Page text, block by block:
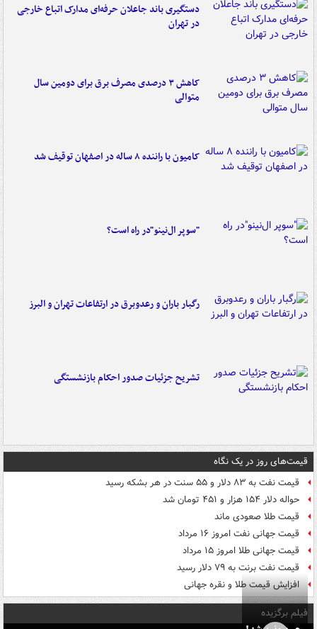
دستگیری باند جاعلان حرفه‌ای مدارک اتباع خارجی
در تهران
کاهش ۳ درصدی مصرف برق برای دومین سال
متوالی
کامیون با راننده ۸ ساله در اصفهان توقیف شد
"سوپر ال‌نینو"در راه است؟
رگبار باران و رعدوبرق در ارتفاعات تهران و البرز
تشریح جزئیات صدور احکام بازنشستگی
قیمت‌های روز در یک نگاه
قیمت نفت به ۸۳ دلار و ۵۵ سنت در هر بشکه رسید
حواله دلار ۱۵۴ هزار و ۴۵۱ تومان شد
قیمت طلا صعودی ماند
قیمت جهانی نفت امروز ۱۶ مرداد
قیمت جهانی طلا امروز ۱۵ مرداد
قیمت نفت برنت به ۷۹ دلار رسید
افزایش قیمت طلا و نقره جهانی
فیلم برگزیده